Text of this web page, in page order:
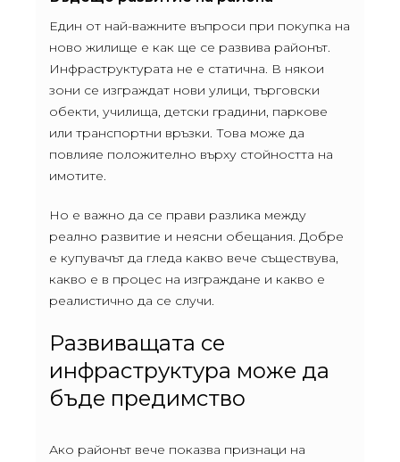
Един от най-важните въпроси при покупка на
ново жилище е как ще се развива районът.
Инфраструктурата не е статична. В някои
зони се изграждат нови улици, търговски
обекти, училища, детски градини, паркове
или транспортни връзки. Това може да
повлияе положително върху стойността на
имотите.
Но е важно да се прави разлика между
реално развитие и неясни обещания. Добре
е купувачът да гледа какво вече съществува,
какво е в процес на изграждане и какво е
реалистично да се случи.
Развиващата се
инфраструктура може да
бъде предимство
Ако районът вече показва признаци на